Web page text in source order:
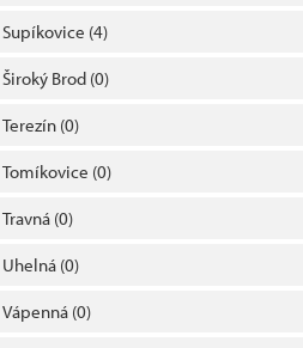
Supíkovice (4)
Široký Brod (0)
Terezín (0)
Tomíkovice (0)
Travná (0)
Uhelná (0)
Vápenná (0)